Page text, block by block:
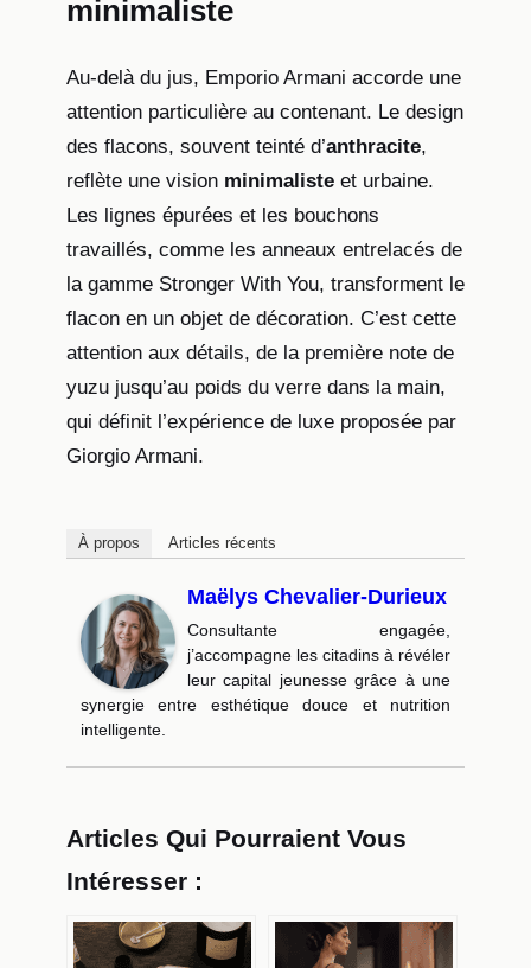
minimaliste
Au-delà du jus, Emporio Armani accorde une
attention particulière au contenant. Le design
des flacons, souvent teinté d’anthracite,
reflète une vision minimaliste et urbaine.
Les lignes épurées et les bouchons
travaillés, comme les anneaux entrelacés de
la gamme Stronger With You, transforment le
flacon en un objet de décoration. C’est cette
attention aux détails, de la première note de
yuzu jusqu’au poids du verre dans la main,
qui définit l’expérience de luxe proposée par
Giorgio Armani.
À propos Articles récents
Maëlys Chevalier-Durieux
Consultante engagée,
j’accompagne les citadins à révéler
leur capital jeunesse grâce à une
synergie entre esthétique douce et nutrition
intelligente.
Articles Qui Pourraient Vous
Intéresser :